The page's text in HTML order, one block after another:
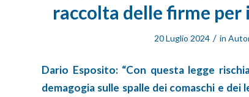
raccolta delle firme
20 Luglio 2024 / in
Dario Esposito: “Con questa legge
demagogia sulle spalle dei comaschi e